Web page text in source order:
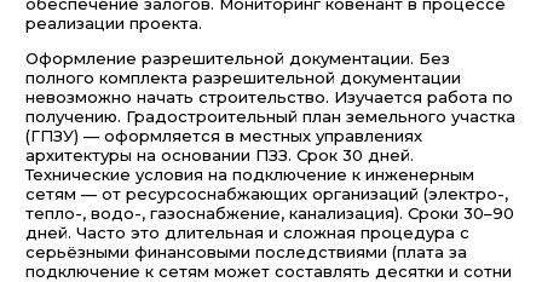
обеспечение залогов. Мониторинг ковенант в процессе
реализации проекта.
Оформление разрешительной документации. Без
полного комплекта разрешительной документации
невозможно начать строительство. Изучается работа по
получению. Градостроительный план земельного участка
(ГПЗУ) — оформляется в местных управлениях
архитектуры на основании ПЗЗ. Срок 30 дней.
Технические условия на подключение к инженерным
сетям — от ресурсоснабжающих организаций (электро-,
тепло-, водо-, газоснабжение, канализация). Сроки 30–90
дней. Часто это длительная и сложная процедура с
серьёзными финансовыми последствиями (плата за
подключение к сетям может составлять десятки и сотни